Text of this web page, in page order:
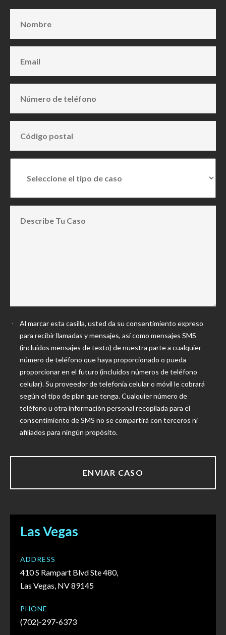
Al marcar esta casilla, usted da su consentimiento expreso
para recibir llamadas y mensajes, así como mensajes SMS
(incluidos mensajes de texto) de nuestra parte a cualquier
número de teléfono que haya proporcionado o pueda
proporcionar en el futuro (incluidos números de teléfono
celular). Su proveedor de telefonía celular o móvil le cobrará
según el tipo de plan que tenga. Cualquier número de
teléfono u otra información personal recopilada para el
consentimiento de SMS no se compartirá con terceros ni
afiliados para ningún propósito.
Las Vegas
ADDRESS
410 S Rampart Blvd Ste 480,
Las Vegas, NV 89145
PHONE
(702)-297-6373